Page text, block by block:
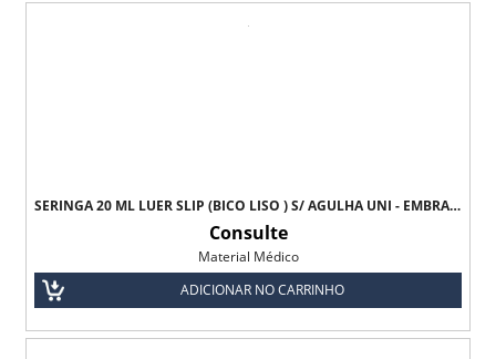
SERINGA 20 ML LUER SLIP (BICO LISO ) S/ AGULHA UNI - EMBRAMAC
Consulte
Material Médico
ADICIONAR NO CARRINHO